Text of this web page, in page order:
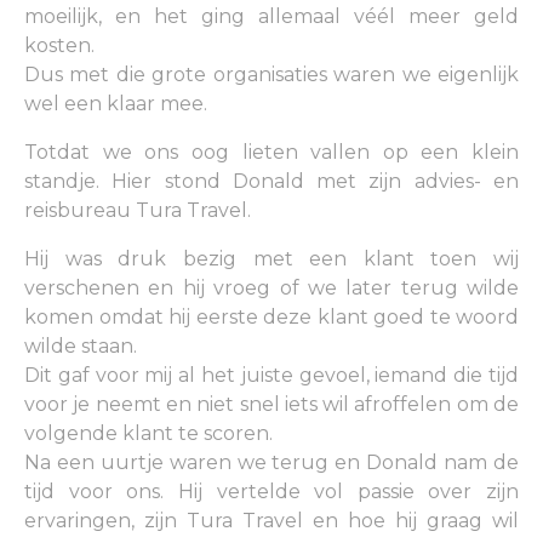
moeilijk, en het ging allemaal véél meer geld
kosten.
Dus met die grote organisaties waren we eigenlijk
wel een klaar mee.
Totdat we ons oog lieten vallen op een klein
standje. Hier stond Donald met zijn advies- en
reisbureau Tura Travel.
Hij was druk bezig met een klant toen wij
verschenen en hij vroeg of we later terug wilde
komen omdat hij eerste deze klant goed te woord
wilde staan.
Dit gaf voor mij al het juiste gevoel, iemand die tijd
voor je neemt en niet snel iets wil afroffelen om de
volgende klant te scoren.
Na een uurtje waren we terug en Donald nam de
tijd voor ons. Hij vertelde vol passie over zijn
ervaringen, zijn Tura Travel en hoe hij graag wil